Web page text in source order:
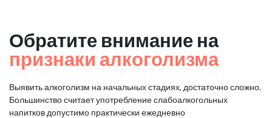
Обратите внимание на
признаки алкоголизма
Выявить алкоголизм на начальных стадиях, достаточно сложно.
Большинство считает употребление слабоалкогольных
напитков допустимо практически ежедневно